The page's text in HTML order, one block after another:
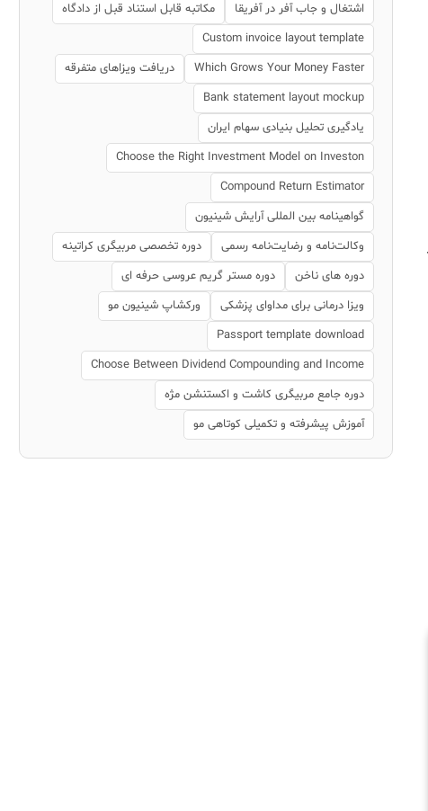
اشتغال و جاب آفر در آفریقا
مکاتبه قابل استناد قبل از دادگاه
Custom invoice layout template
Which Grows Your Money Faster
دریافت ویزاهای متفرقه
Bank statement layout mockup
یادگیری تحلیل بنیادی سهام ایران
Choose the Right Investment Model on Investon
Compound Return Estimator
گواهینامه بین المللی آرایش شینیون
وکالت‌نامه و رضایت‌نامه رسمی
دوره تخصصی مربیگری کراتینه
دوره های ناخن
دوره مستر گریم عروسی حرفه ای
ویزا درمانی برای مداوای پزشکی
ورکشاپ شینیون مو
Passport template download
Choose Between Dividend Compounding and Income
دوره جامع مربیگری کاشت و اکستنشن مژه
آموزش پیشرفته و تکمیلی کوتاهی مو